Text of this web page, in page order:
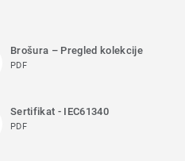
Brošura – Pregled kolekcije
PDF
Sertifikat - IEC61340
PDF